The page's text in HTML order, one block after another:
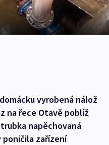
vyrobená nálož
na řece Otavě poblíž
napěchovaná
poničila zařízení